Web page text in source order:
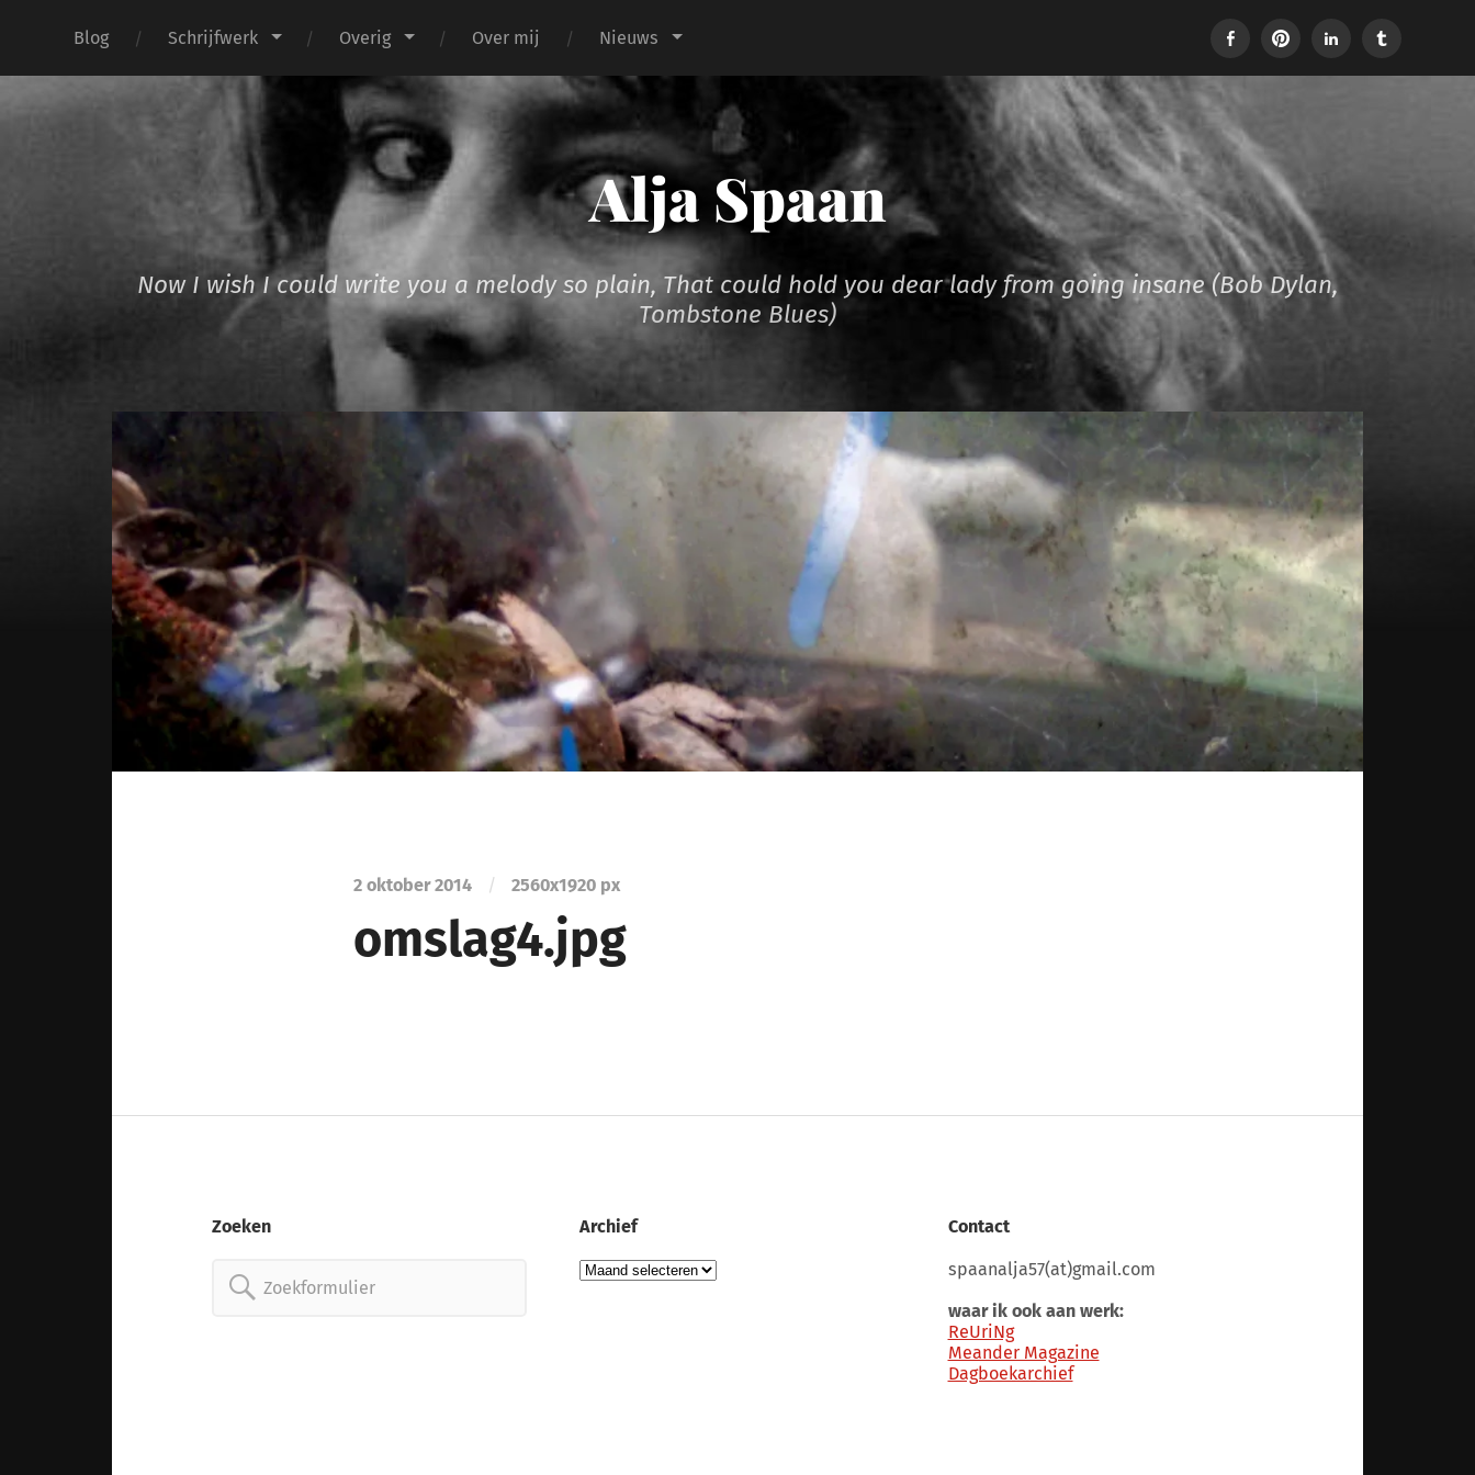
Blog Schrijfwerk Overig Over mij Nieuws FacebookPinterestLinkedInTumblr
Alja Spaan
Now I wish I could write you a melody so plain, That could hold you dear lady from going insane (Bob Dylan,
Tombstone Blues)
2 oktober 2014 / 2560x1920 px
omslag4.jpg
Zoeken
Zoeken
Archief
Archief
Contact
spaanalja57(at)gmail.com
waar ik ook aan werk:
ReUriNg
Meander Magazine
Dagboekarchief